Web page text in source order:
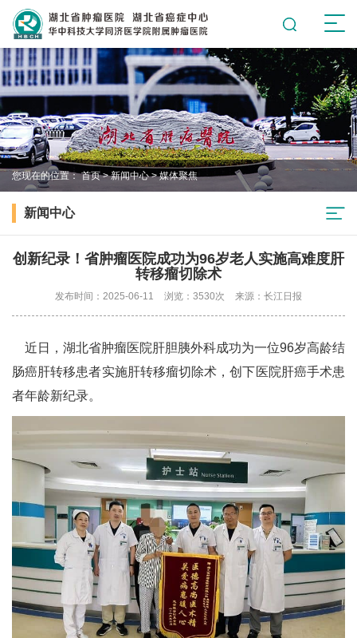
您现在的位置： 首页>新闻中心>媒体聚焦
新闻中心
创新纪录！省肿瘤医院成功为96岁老人实施高难度肝
转移瘤切除术
发布时间：2025-06-11 浏览：3530次 来源：长江日报
近日，湖北省肿瘤医院肝胆胰外科成功为一位96岁高龄结
肠癌肝转移患者实施肝转移瘤切除术，创下医院肝癌手术患
者年龄新纪录。